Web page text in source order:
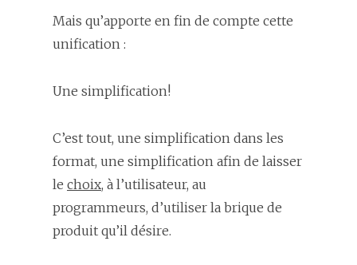
Mais qu’apporte en fin de compte cette
unification :
Une simplification!
C’est tout, une simplification dans les
format, une simplification afin de laisser
le choix, à l’utilisateur, au
programmeurs, d’utiliser la brique de
produit qu’il désire.